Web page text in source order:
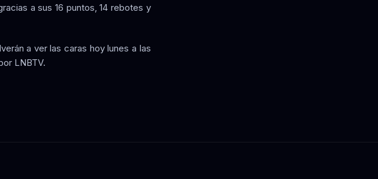
a sus 16 puntos, 14 rebotes y
a ver las caras hoy lunes a las
LNBTV.